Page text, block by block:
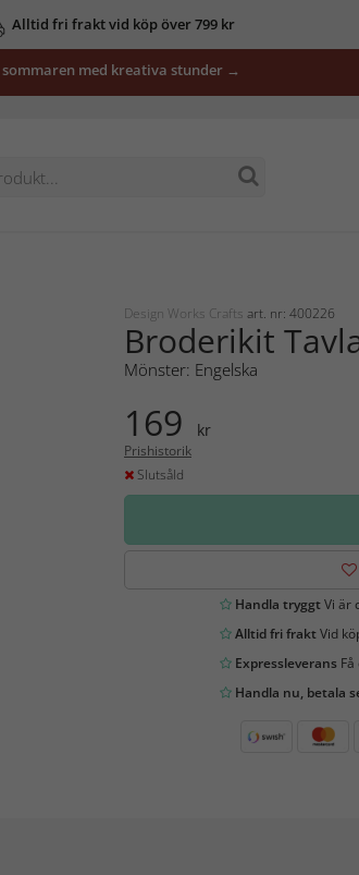
Alltid fri frakt vid köp över 799 kr
sommaren med kreativa stunder →
Design Works Crafts art. nr: 400226
Broderikit
Mönster: Engelska
169 kr
Prishistorik
Slutsåld
Handla tryggtVi är
Alltid fri fraktVid
ExpressleveransFå
Handla nu, betala